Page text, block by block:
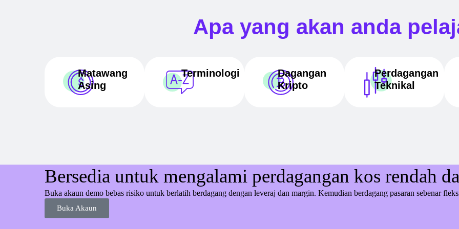
Apa yang akan anda
Matawang
Asing
Terminologi
Dagangan
Kripto
Perdagangan
Teknikal
Bersedia untuk mengalami perdagangan kos rendah
Buka akaun demo bebas risiko untuk berlatih berdagang dengan leveraj dan margin. Kemudian berdagang pasaran sebenar
Buka Akaun